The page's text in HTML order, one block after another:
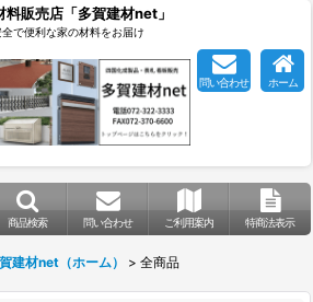
料販売店「多賀建材net」
全で便利な家の材料をお届け
問い合わせ ホーム
商品検索 問い合わせ ご利用案内 特商法表示
建材net（ホーム） > 全商品